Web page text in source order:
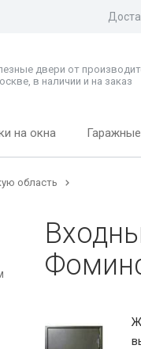
двери от
в наличии и на заказ
на окна
область